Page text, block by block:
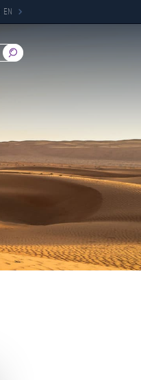
EN